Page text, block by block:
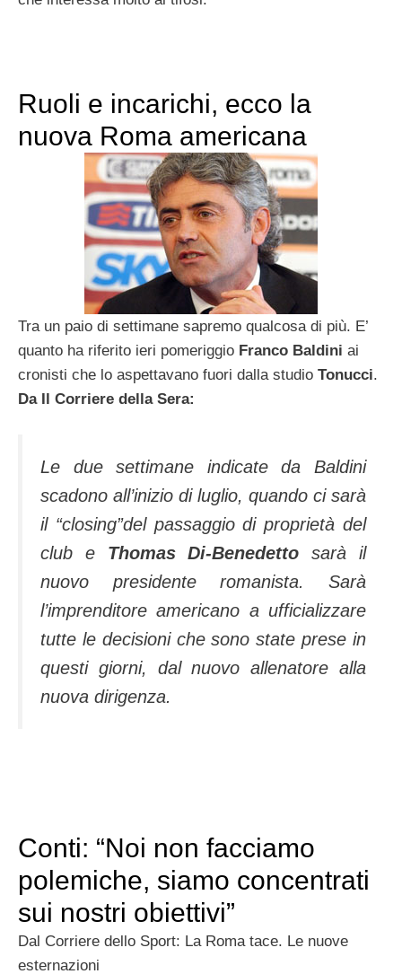
Ruoli e incarichi, ecco la
nuova Roma americana
Tra un paio di settimane sapremo qualcosa di più. E’
quanto ha riferito ieri pomeriggio Franco Baldini ai
cronisti che lo aspettavano fuori dalla studio Tonucci.
Da Il Corriere della Sera:
Le due settimane indicate da Baldini
scadono all’inizio di luglio, quando ci sarà
il “closing”del passaggio di proprietà del
club e Thomas Di-Benedetto sarà il
nuovo presidente romanista. Sarà
l’imprenditore americano a ufficializzare
tutte le decisioni che sono state prese in
questi giorni, dal nuovo allenatore alla
nuova dirigenza.
Conti: “Noi non facciamo
polemiche, siamo concentrati
sui nostri obiettivi”
Dal Corriere dello Sport: La Roma tace. Le nuove
esternazioni